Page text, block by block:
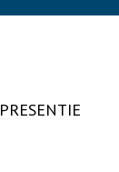
PRESENTIE